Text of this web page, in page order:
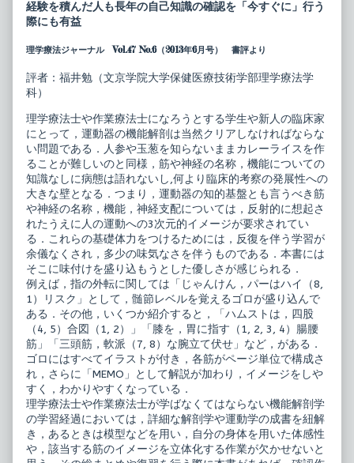
ら
覚
る
肉
＆
神
published
on
by
the
of
ロ
か
え
る
筋
肉
＆
神
経,
経験を積んだ人も長年の自己知識の確認を「今すぐに」行う
際にも有益
理学療法ジャーナル Vol.47 No.6（2013年6月号） 書評より
評者：福井勉（文京学院大学保健医療技術学部理学療法学
科）
理学療法士や作業療法士になろうとする学生や新人の臨床家
にとって，運動器の機能解剖は当然クリアしなければならな
い問題である．人参や玉葱を知らないままカレーライスを作
ることが難しいのと同様，筋や神経の名称，機能についての
知識なしに病態は語れないし,何より臨床的考察の発展性への
大きな壁となる．つまり，運動器の知的基盤とも言うべき筋
や神経の名称，機能，神経支配については，反射的に想起さ
れたうえに人の運動への3次元的イメージが要求されてい
る．これらの基礎体力をつけるためには，反復を伴う学習が
余儀なくされ，多少の味気なさを伴うものである．本書には
そこに味付けを盛り込もうとした優しさが感じられる．
例えば，指の外転に関しては「じゃんけん，パーはハイ（8,
1）リスク」として，髄節レベルを覚えるゴロが盛り込んで
ある．その他，いくつか紹介すると，「ハムストは，四股
（4, 5）合図（1, 2）」「膝を，胃に指す（1, 2, 3, 4）腸腰
筋」「三頭筋，軟派（7, 8）な腕立て伏せ」など，がある．
ゴロにはすべてイラストが付き，各筋がページ単位で構成さ
れ，さらに「MEMO」として解説が加わり，イメージをしや
すく，わかりやすくなっている．
理学療法士や作業療法士が学ばなくてはならない機能解剖学
の学習経過においては，詳細な解剖学や運動学の成書を紐解
き，あるときは模型などを用い，自分の身体を用いた体感性
や，該当する筋のイメージを立体化する作業が欠かせないと